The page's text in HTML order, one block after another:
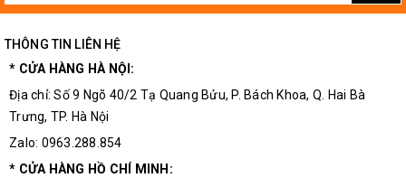
THÔNG TIN LIÊN HỆ
* CỬA HÀNG HÀ NỘI:
Địa chỉ: Số 9 Ngõ 40/2 Tạ Quang Bửu, P. Bách Khoa, Q. Hai Bà
Trưng, TP. Hà Nội
Zalo: 0963.288.854
* CỬA HÀNG HỒ CHÍ MINH: